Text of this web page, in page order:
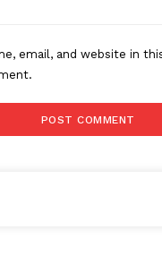
email, and website in